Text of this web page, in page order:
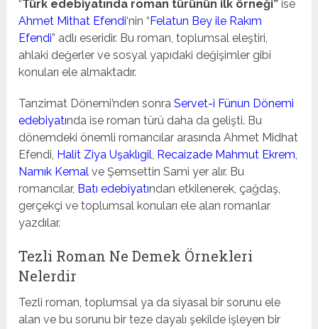
“Türk edebiyatında roman türünün ilk örneği” ise
Ahmet Mithat Efendi‘nin “ Felatun Bey ile Rakım
Efendi” adlı eseridir. Bu roman, toplumsal eleştiri,
ahlaki değerler ve sosyal yapıdaki değişimler gibi
konuları ele almaktadır.
Tanzimat Dönemi’nden sonraServet-i Fünun Dönemi
edebiyatında ise roman türü daha da gelişti. Bu
dönemdeki önemli romancılar arasında Ahmet Midhat
Efendi, Halit Ziya Uşaklıgil, Recaizade Mahmut Ekrem,
Namık Kemal ve Şemsettin Sami yer alır. Bu
romancılar, Batı edebiyatından etkilenerek, çağdaş,
gerçekçi ve toplumsal konuları ele alan romanlar
yazdılar.
Tezli Roman Ne Demek Örnekleri
Nelerdir
Tezli roman, toplumsal ya da siyasal bir sorunu ele
alan ve bu sorunu bir teze dayalı şekilde işleyen bir